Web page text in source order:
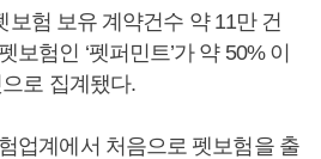
보험 보유 계약건수 약 11만 건
보험인 ‘펫퍼민트’가 약 50% 이
로 집계됐다.
업계에서 처음으로 펫보험을 출